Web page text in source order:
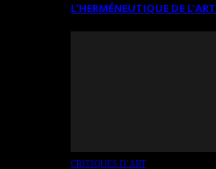
L’HERMÉNEUTIQUE DE L’ART
CRITIQUES D’ART